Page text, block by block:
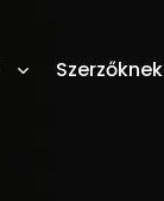
Szerzőknek